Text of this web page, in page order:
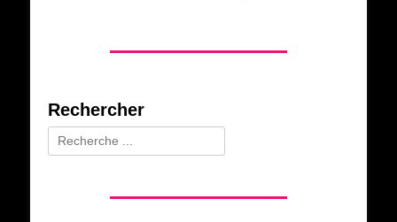
Rechercher
Rechercher :